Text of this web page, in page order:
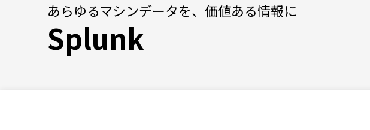
あらゆるマシンデータを、価値ある情報に
Splunk